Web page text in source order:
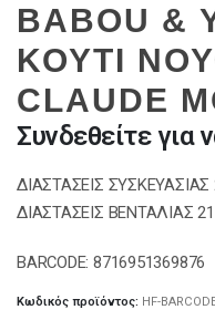
BABOU &
ΚΟΥΤΙ
CLAUDE
Συνδεθείτε για
ΔΙΑΣΤΑΣΕΙΣ ΣΥΣΚΕΥΑΣΙΑΣ
ΔΙΑΣΤΑΣΕΙΣ ΒΕΝΤΑΛΙΑΣ
BARCODE: 8716951369876
Κωδικός προϊόντος: HF-